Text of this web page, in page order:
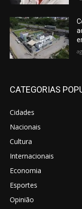
CATEGORIAS
Cidades
Nacionais
Cultura
Internacionais
Economia
Esportes
Opinião